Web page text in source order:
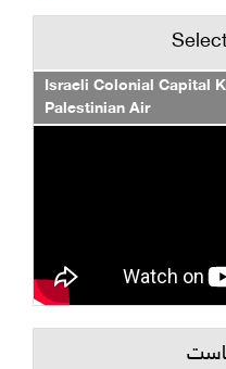
Israeli Colonial Capital
Palestinian Air